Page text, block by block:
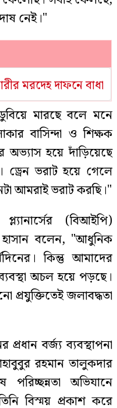
নেই।"
মরদেহ দাফনে বাধা
মারছে বলে মনে
বাসিন্দা ও শিক্ষক
হয়ে দাঁড়িয়েছে
ড্রেন ভরাট হয়ে গেলে
আমরাই ভরাট করছি।"
(বিআইপি)
বলেন, "আধুনিক
কিন্তু আমাদের
অচল হয়ে পড়ছে।
প্রযুক্তিতেই জলাবদ্ধতা
বর্জ্য ব্যবস্থাপনা
রহমান তালুকদার
অভিযানে
বিস্ময় প্রকাশ করে